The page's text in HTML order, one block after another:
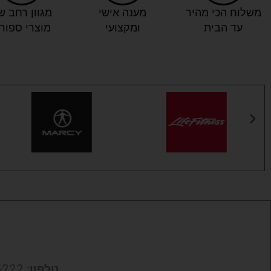
משלוח הכי מהיר
עד הבית
מענה אישי
ומקצועי
מגוון רחב
מוצרי